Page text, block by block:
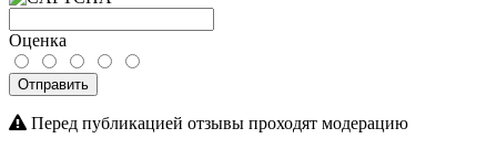
Оценка
Отправить
Перед публикацией отзывы проходят модерацию